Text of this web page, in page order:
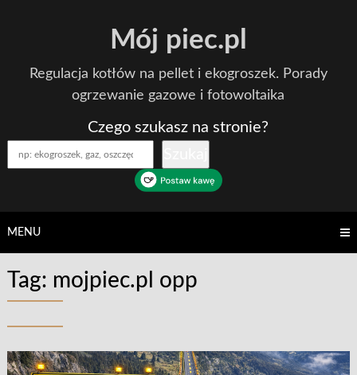
Mój piec.pl
Regulacja kotłów na pellet i ekogroszek. Porady
ogrzewanie gazowe i fotowoltaika
Czego szukasz na stronie?
MENU
Tag: mojpiec.pl opp